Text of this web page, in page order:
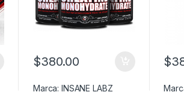
hasta $590.00
elegir en la página de producto
$380.00
Marca:INSANE LABZ
$